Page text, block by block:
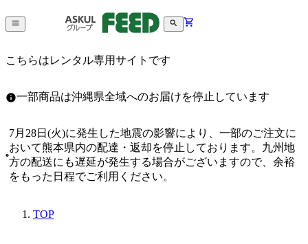
こちらはレンタル専用サイトです
一部商品は沖縄県全域へのお届けを停止しています
7月28日(火)に発生した地震の影響により、一部のご注文に
おいて熊本県内の配達・返却を停止しております。九州地
方の配送にも遅延が発生する場合がございますので、余裕
をもった日程でご利用ください。
TOP